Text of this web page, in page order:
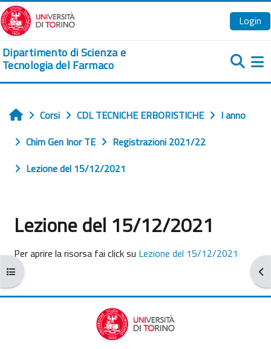
Vai al contenuto principale
Login
Dipartimento di Scienza e
Tecnologia del Farmaco
Apri indice del corso
Home
Corsi CDL TECNICHE ERBORISTICHE
I anno
Chim Gen Inor TE
Registrazioni 2021/22
Lezione del 15/12/2021
Lezione del 15/12/2021
Aggregazione dei criteri
Per aprire la risorsa fai click su Lezione del 15/12/2021